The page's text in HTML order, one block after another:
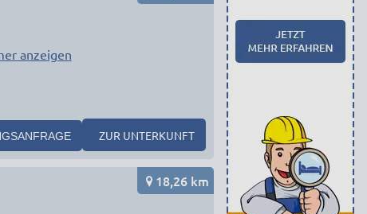
anzeigen
ZUR UNTERKUNFT
18,26 km